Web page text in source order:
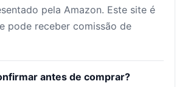
pela Amazon. Este site é
pode receber comissão de
antes de comprar?